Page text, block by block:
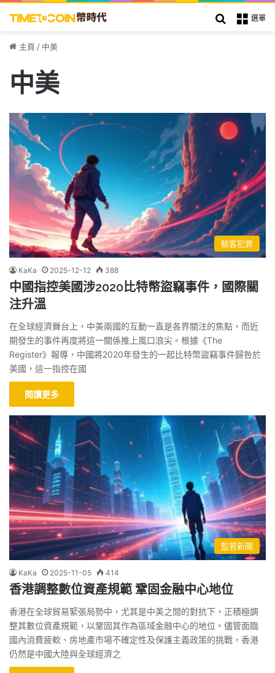
選單
搜索
主頁 / 中美
中美
駭客犯罪
KaKa 2025-12-12 388
中國指控美國涉2020比特幣盜竊事件，國際關
注升溫
在全球經濟舞台上，中美兩國的互動一直是各界關注的焦點，而近
期發生的事件再度將這一關係推上風口浪尖。根據《The
Register》報導，中國將2020年發生的一起比特幣盜竊事件歸咎於
美國，這一指控在國
閱讀更多
監管新聞
KaKa 2025-11-05 414
香港調整數位資產規範 鞏固金融中心地位
香港在全球貿易緊張局勢中，尤其是中美之間的對抗下，正積極調
整其數位資產規範，以鞏固其作為區域金融中心的地位。儘管面臨
國內消費疲軟、房地產市場不確定性及保護主義政策的挑戰，香港
仍然是中國大陸與全球經濟之